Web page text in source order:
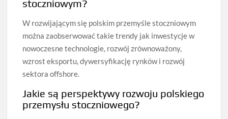
stoczniowym?
W rozwijającym się polskim przemyśle stoczniowym
można zaobserwować takie trendy jak inwestycje w
nowoczesne technologie, rozwój zrównoważony,
wzrost eksportu, dywersyfikację rynków i rozwój
sektora offshore.
Jakie są perspektywy rozwoju polskiego
przemysłu stoczniowego?